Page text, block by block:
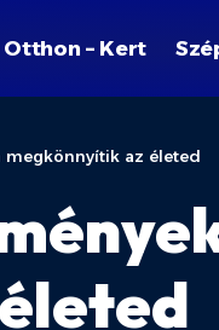
Otthon – Kert
megkönnyítik az életed